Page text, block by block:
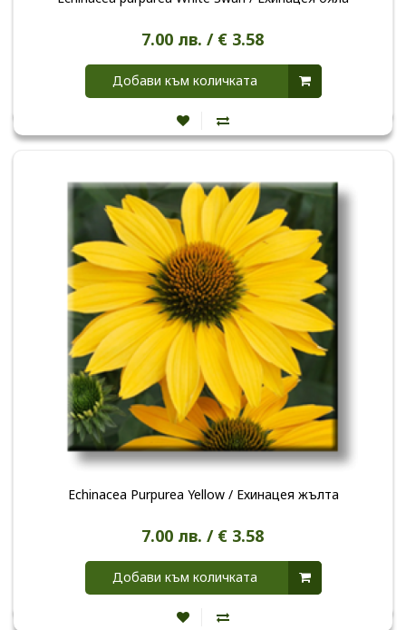
7.00 лв. / € 3.58
Добави към количката
Echinacea Purpurea Yellow / Ехинацея жълта
7.00 лв. / € 3.58
Добави към количката